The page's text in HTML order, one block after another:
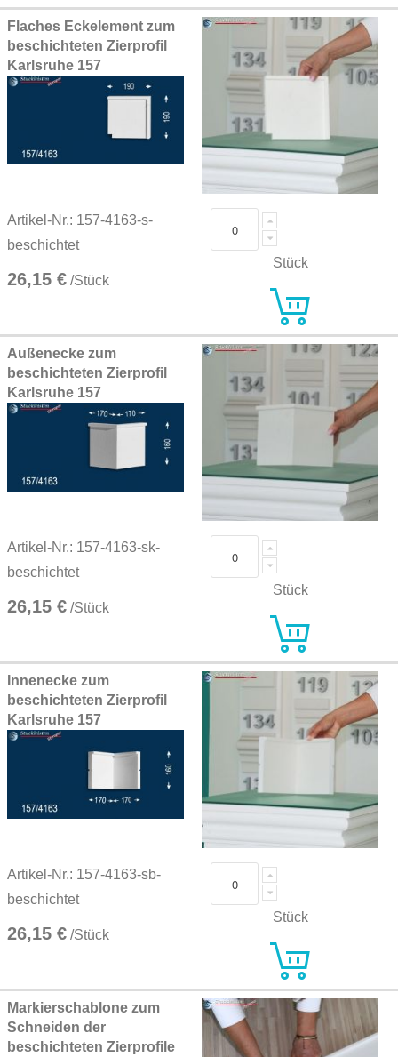
Flaches Eckelement zum
beschichteten Zierprofil
Karlsruhe 157
Artikel-Nr.: 157-4163-s-
beschichtet
26,15 € /Stück
Stück
Außenecke zum
beschichteten Zierprofil
Karlsruhe 157
Artikel-Nr.: 157-4163-sk-
beschichtet
26,15 € /Stück
Stück
Innenecke zum
beschichteten Zierprofil
Karlsruhe 157
Artikel-Nr.: 157-4163-sb-
beschichtet
26,15 € /Stück
Stück
Markierschablone zum
Schneiden der
beschichteten Zierprofile